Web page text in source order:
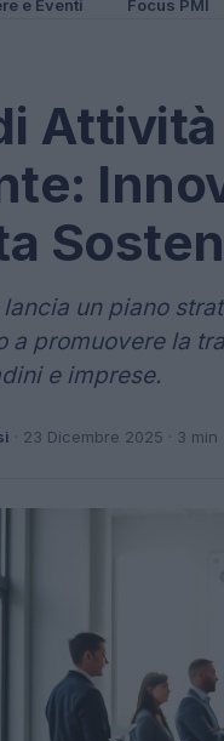
e Eventi Focus PMI
lancia un piano
a promuovere la
e imprese.
· 23 Dicembre 2025 · 3 min